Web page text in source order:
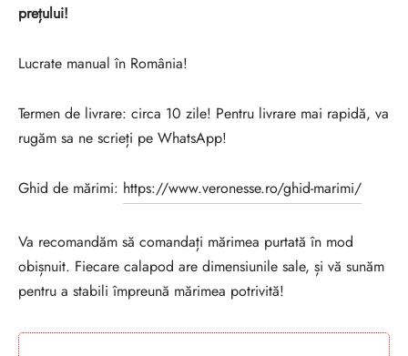
prețului!
Lucrate manual în România!
Termen de livrare: circa 10 zile! Pentru livrare mai rapidă, va
rugăm sa ne scrieți pe WhatsApp!
Ghid de mărimi: https://www.veronesse.ro/ghid-marimi/
Va recomandăm să comandați mărimea purtată în mod
obișnuit. Fiecare calapod are dimensiunile sale, și vă sunăm
pentru a stabili împreună mărimea potrivită!